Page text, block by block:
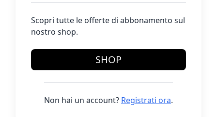
Scopri tutte le offerte di abbonamento sul
nostro shop.
SHOP
Non hai un account? Registrati ora.